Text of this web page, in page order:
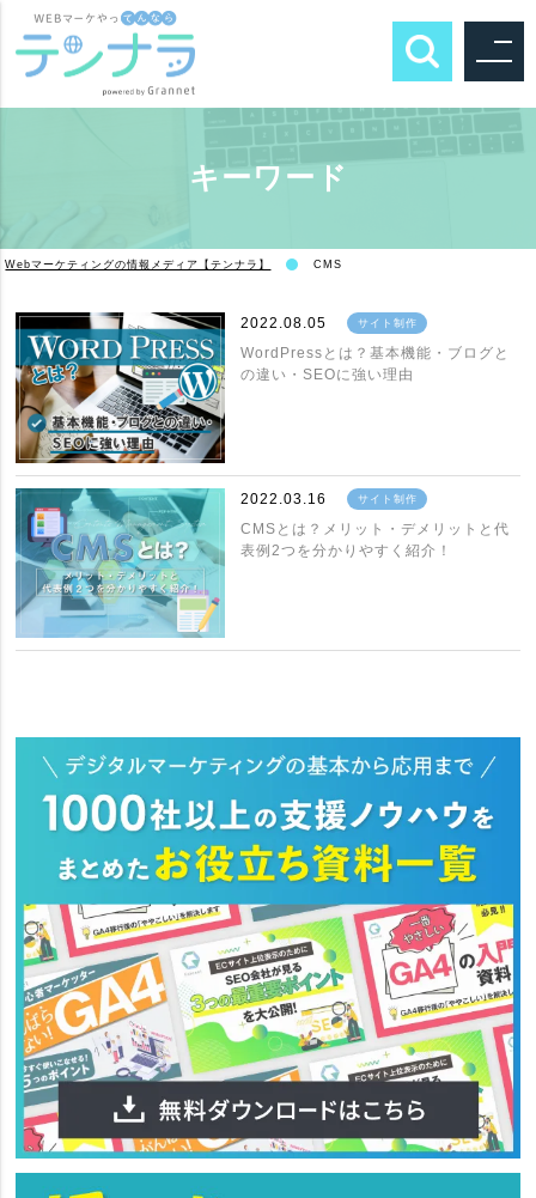
キーワード
Webマーケティングの情報メディア【テンナラ】 CMS
2022.08.05 サイト制作
WordPressとは？基本機能・ブログと
の違い・SEOに強い理由
2022.03.16 サイト制作
CMSとは？メリット・デメリットと代
表例2つを分かりやすく紹介！